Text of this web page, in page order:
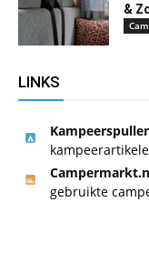
&
LINKS
gebruikte